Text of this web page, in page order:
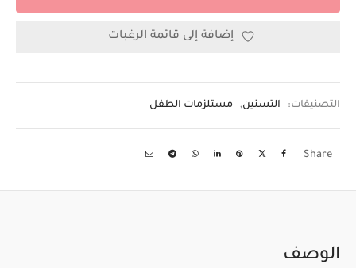
إضافة إلى قائمة الرغبات
التصنيفات: التسنين, مستلزمات الطفل
Share
الوصف